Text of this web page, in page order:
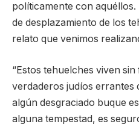
políticamente con
de desplazamiento de los
relato que venimos
“Estos tehuelches viven
verdaderos judíos errantes
algún desgraciado buque
alguna tempestad, es